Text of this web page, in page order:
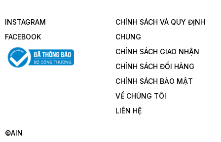
INSTAGRAM
FACEBOOK
CHÍNH SÁCH VÀ QUY ĐỊNH
CHUNG
CHÍNH SÁCH GIAO NHẬN
CHÍNH SÁCH ĐỔI HÀNG
CHÍNH SÁCH BẢO MẬT
VỂ CHÚNG TÔI
LIÊN HỆ
©AIN